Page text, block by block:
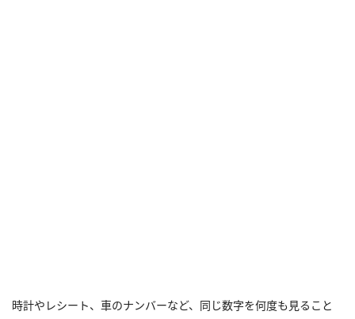
時計やレシート、車のナンバーなど、同じ数字を何度も見ること